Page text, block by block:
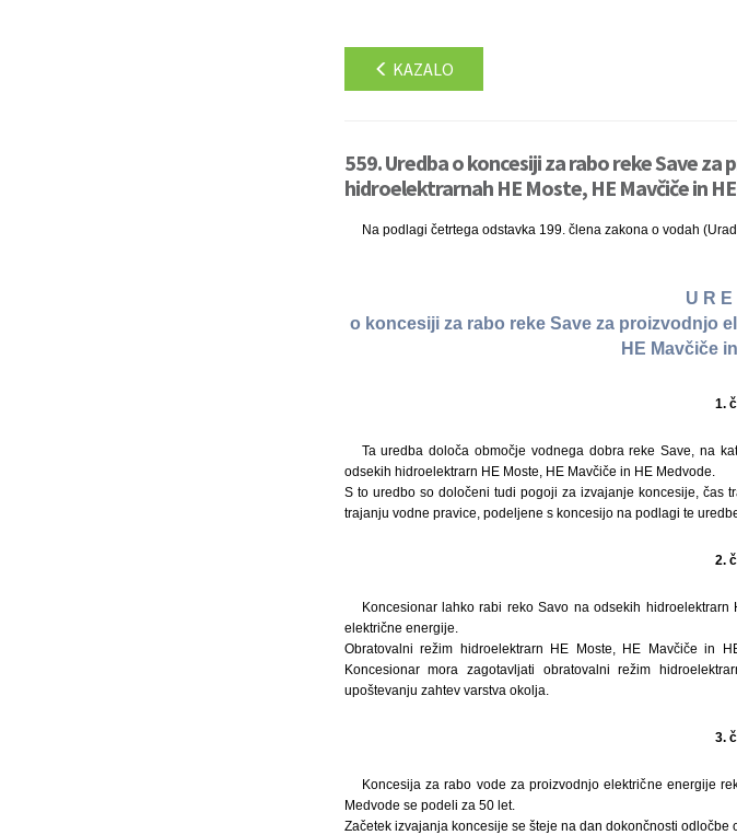
KAZALO
559. Uredba o koncesiji za rabo reke Save
hidroelektrarnah HE Moste, HE Mavčiče in
Na podlagi četrtega odstavka 199. člena zakona o vodah
U R E
o koncesiji za rabo reke Save za proizvodnjo
HE Mavčiče
1.
Ta uredba določa območje vodnega dobra reke Save, na
odsekih hidroelektrarn HE Moste, HE Mavčiče in HE Medvode.
S to uredbo so določeni tudi pogoji za izvajanje koncesije, čas
trajanju vodne pravice, podeljene s koncesijo na podlagi te
2.
Koncesionar lahko rabi reko Savo na odsekih
električne energije.
Obratovalni režim hidroelektrarn HE Moste, HE Mavčiče in
Koncesionar mora zagotavljati obratovalni režim
upoštevanju zahtev varstva okolja.
3.
Koncesija za rabo vode za proizvodnjo električne energije
Medvode se podeli za 50 let.
Začetek izvajanja koncesije se šteje na dan dokončnosti odločbe